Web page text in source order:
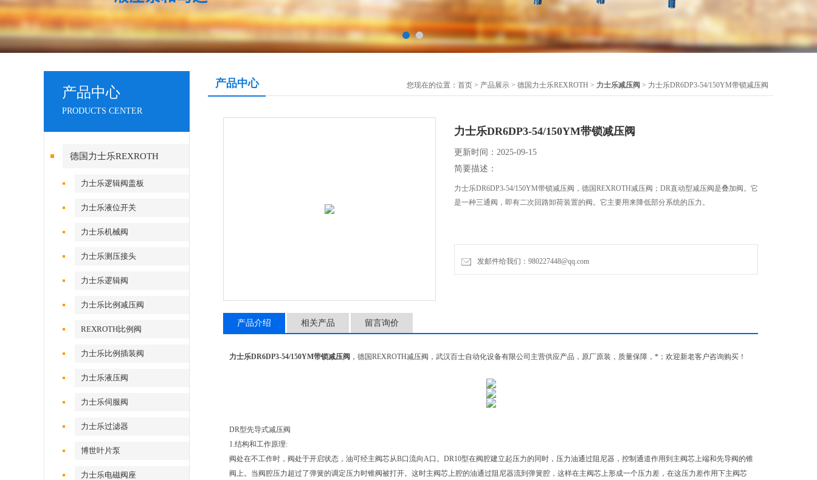
产品中心
PRODUCTS CENTER
德国力士乐REXROTH
力士乐逻辑阀盖板
力士乐液位开关
力士乐机械阀
力士乐测压接头
力士乐逻辑阀
力士乐比例减压阀
REXROTH比例阀
力士乐比例插装阀
力士乐液压阀
力士乐伺服阀
力士乐过滤器
博世叶片泵
力士乐电磁阀座
产品中心 您现在的位置： 首页 > 产品展示 > 德国力士乐REXROTH > 力士乐减压阀 > 力士乐DR6DP3-54/150YM带锁减压阀
力士乐DR6DP3-54/150YM带锁减压阀
更新时间：2025-09-15
简要描述：
力士乐DR6DP3-54/150YM带锁减压阀，德国REXROTH减压阀；DR直动型减压阀是叠加阀。它
是一种三通阀，即有二次回路卸荷装置的阀。它主要用来降低部分系统的压力。
发邮件给我们：980227448@qq.com
产品介绍 相关产品 留言询价
力士乐DR6DP3-54/150YM带锁减压阀 ，德国REXROTH减压阀，武汉百士自动化设备有限公司主营供应产品，原厂原装，质量保障，*；欢迎新老客户咨询购买！
DR型先导式减压阀
1.结构和工作原理:
阀处在不工作时，阀处于开启状态，油可经主阀芯从B口流向A口。DR10型在阀腔建立起压力的同时，压力油通过阻尼器，控制通道作用到主阀芯上端和先导阀的锥
阀上。当阀腔压力超过了弹簧的调定压力时锥阀被打开。这时主阀芯上腔的油通过阻尼器流到弹簧腔，这样在主阀芯上形成一个压力差，在这压力差作用下主阀芯